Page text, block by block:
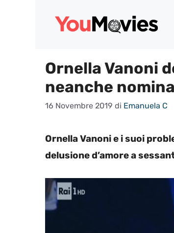
Ornella Vanoni
neanche
16 Novembre 2019 di Emanuela C
Ornella Vanoni e i suoi
delusione d’amore a